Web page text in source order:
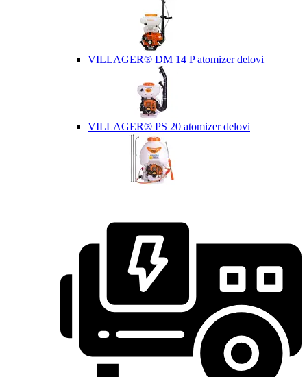
VILLAGER® DM 14 P atomizer delovi
VILLAGER® PS 20 atomizer delovi